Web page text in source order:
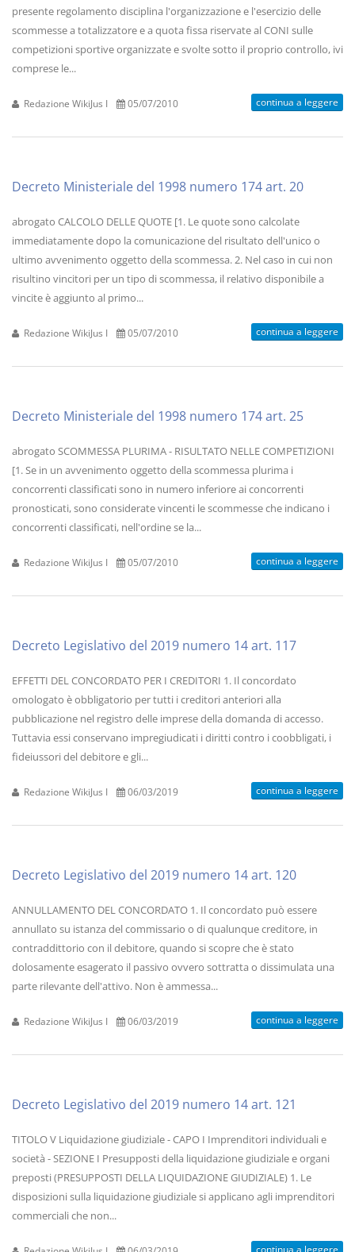
presente regolamento disciplina l'organizzazione e l'esercizio delle
scommesse a totalizzatore e a quota fissa riservate al CONI sulle
competizioni sportive organizzate e svolte sotto il proprio controllo, ivi
comprese le...
Redazione WikiJus I 05/07/2010 continua a leggere
Decreto Ministeriale del 1998 numero 174 art. 20
abrogato CALCOLO DELLE QUOTE [1. Le quote sono calcolate
immediatamente dopo la comunicazione del risultato dell'unico o
ultimo avvenimento oggetto della scommessa. 2. Nel caso in cui non
risultino vincitori per un tipo di scommessa, il relativo disponibile a
vincite è aggiunto al primo...
Redazione WikiJus I 05/07/2010 continua a leggere
Decreto Ministeriale del 1998 numero 174 art. 25
abrogato SCOMMESSA PLURIMA - RISULTATO NELLE COMPETIZIONI
[1. Se in un avvenimento oggetto della scommessa plurima i
concorrenti classificati sono in numero inferiore ai concorrenti
pronosticati, sono considerate vincenti le scommesse che indicano i
concorrenti classificati, nell'ordine se la...
Redazione WikiJus I 05/07/2010 continua a leggere
Decreto Legislativo del 2019 numero 14 art. 117
EFFETTI DEL CONCORDATO PER I CREDITORI 1. Il concordato
omologato è obbligatorio per tutti i creditori anteriori alla
pubblicazione nel registro delle imprese della domanda di accesso.
Tuttavia essi conservano impregiudicati i diritti contro i coobbligati, i
fideiussori del debitore e gli...
Redazione WikiJus I 06/03/2019 continua a leggere
Decreto Legislativo del 2019 numero 14 art. 120
ANNULLAMENTO DEL CONCORDATO 1. Il concordato può essere
annullato su istanza del commissario o di qualunque creditore, in
contraddittorio con il debitore, quando si scopre che è stato
dolosamente esagerato il passivo ovvero sottratta o dissimulata una
parte rilevante dell'attivo. Non è ammessa...
Redazione WikiJus I 06/03/2019 continua a leggere
Decreto Legislativo del 2019 numero 14 art. 121
TITOLO V Liquidazione giudiziale - CAPO I Imprenditori individuali e
società - SEZIONE I Presupposti della liquidazione giudiziale e organi
preposti (PRESUPPOSTI DELLA LIQUIDAZIONE GIUDIZIALE) 1. Le
disposizioni sulla liquidazione giudiziale si applicano agli imprenditori
commerciali che non...
continua a leggere